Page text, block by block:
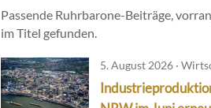
Passende Ruhrbarone-Beiträge,
im Titel gefunden.
5. August 2026 ·